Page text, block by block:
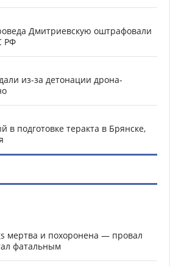
Дмитриевскую оштрафовали
РФ
из-за детонации дрона-
подготовке теракта в Брянске,
мертва и похоронена — провал
фатальным